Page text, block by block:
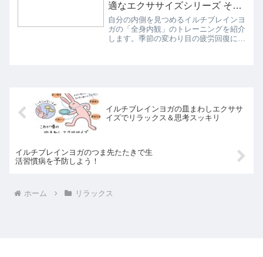
適なエクササイズシリーズ その
４
自分の内側を見つめるイルチブレインヨ
ガの「全身内観」のトレーニングを紹介
します。季節の変わり目の疲労回復にぴ
イルチブレインヨガの皿まわしエクササ
イズでリラックス＆思考スッキリ
イルチブレインヨガのつま先たたきで生
活習慣病を予防しよう！
ホーム リラックス